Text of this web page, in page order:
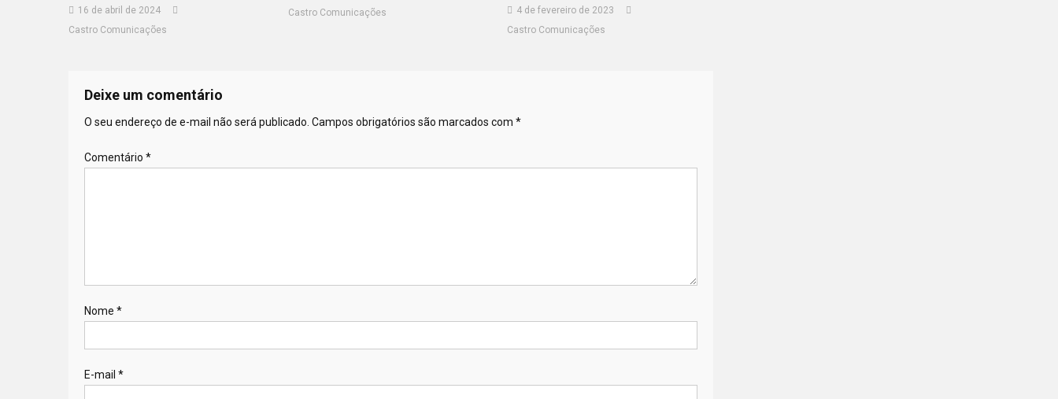
16 de abril de 2024
Castro Comunicações
Castro Comunicações
4 de fevereiro de 2023
Castro Comunicações
Deixe um comentário
O seu endereço de e-mail não será publicado. Campos obrigatórios são marcados com *
Comentário *
Nome *
E-mail *